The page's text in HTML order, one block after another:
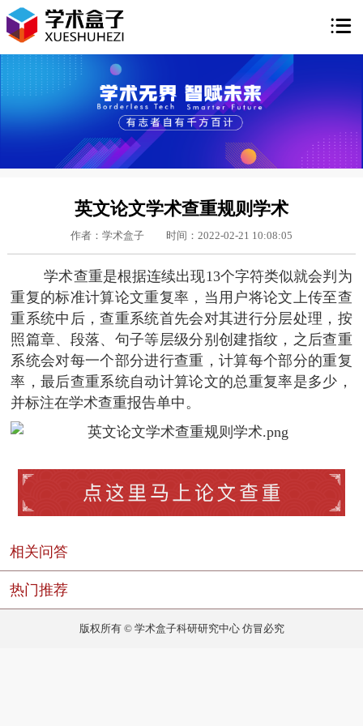

英文论文学术查重规则学术
作者：学术盒子 时间：2022-02-21 10:08:05
学术查重是根据连续出现13个字符类似就会判为
重复的标准计算论文重复率，当用户将论文上传至查
重系统中后，查重系统首先会对其进行分层处理，按
照篇章、段落、句子等层级分别创建指纹，之后查重
系统会对每一个部分进行查重，计算每个部分的重复
率，最后查重系统自动计算论文的总重复率是多少，
并标注在学术查重报告单中。
相关问答
热门推荐
版权所有 © 学术盒子科研研究中心 仿冒必究